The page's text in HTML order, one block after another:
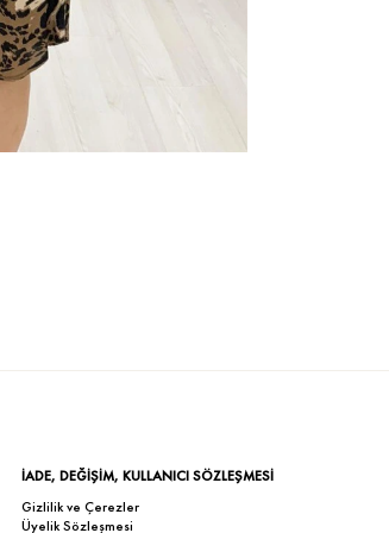
İADE, DEĞİŞİM, KULLANICI SÖZLEŞMESİ
Gizlilik ve Çerezler
Üyelik Sözleşmesi